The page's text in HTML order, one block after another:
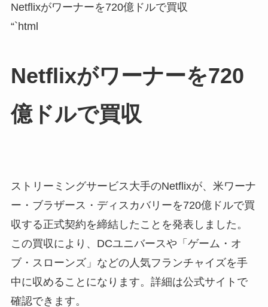
Netflixがワーナーを720億ドルで買収
“`html
Netflixがワーナーを720
億ドルで買収
ストリーミングサービス大手のNetflixが、米ワーナ
ー・ブラザース・ディスカバリーを720億ドルで買
収する正式契約を締結したことを発表しました。
この買収により、DCユニバースや「ゲーム・オ
ブ・スローンズ」などの人気フランチャイズを手
中に収めることになります。詳細は公式サイトで
確認できます。